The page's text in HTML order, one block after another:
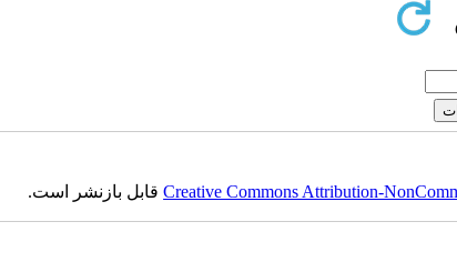
Creative Commons Attribution-قابل بازنشر است.